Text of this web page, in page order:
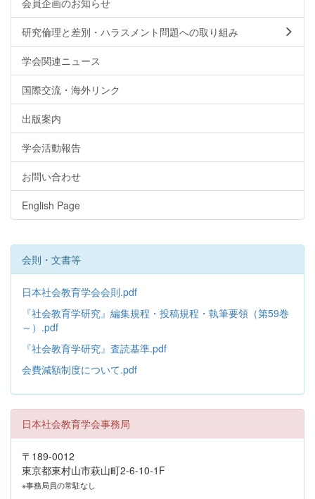
会員企画のお知らせ
研究倫理と差別・ハラスメント問題への取り組み
学会関連ニュース
国際交流・海外リンク
出版案内
学会活動報告
お問い合わせ
English Page
会則・文書等
日本社会教育学会会則.pdf
『社会教育学研究』編集規程・投稿規程・執筆要領（第59巻
～）.pdf
『社会教育学研究』査読基準.pdf
会費減額制度について.pdf
日本社会教育学会事務局
〒189-0012
東京都東村山市萩山町2-6-10-1F
※事務局員の常駐なし